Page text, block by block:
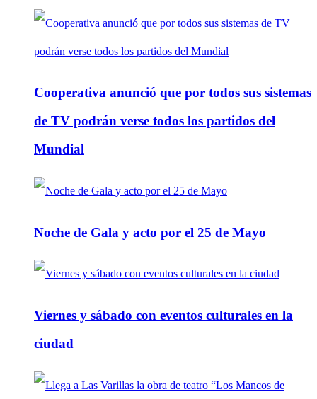
Cooperativa anunció que por todos sus sistemas
de TV podrán verse todos los partidos del
Mundial
Noche de Gala y acto por el 25 de Mayo
Viernes y sábado con eventos culturales en la
ciudad